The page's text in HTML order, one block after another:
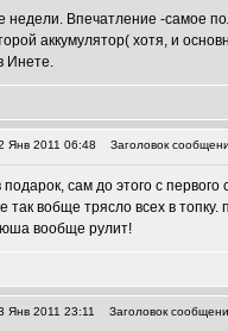
недели. Впечатление -самое
аккумулятор( хотя, и
Инете.
Янв 2011 06:48 Заголовок
подарок, сам до этого с
так вобще трясло всех в
вообще рулит!
Янв 2011 23:11 Заголовок